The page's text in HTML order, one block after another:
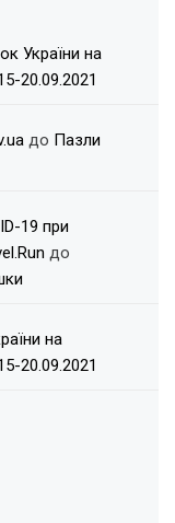
України на
20.09.2021
до Пазли
19 при
до
на
20.09.2021